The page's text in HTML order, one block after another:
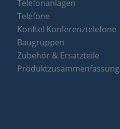
Telefonanlagen
Telefone
Konftel Konferenztelefone
Baugruppen
Zubehör & Ersatzteile
Produktzusammenfassung